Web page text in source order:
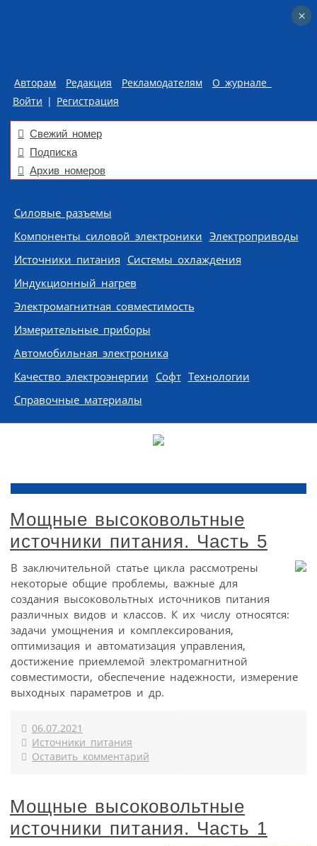
Авторам Редакция Рекламодателям
О журнале
Войти | Регистрация
Свежий номер
Подписка
Архив номеров
Skip to content
Силовые разъемы
Компоненты силовой электроники Электроприводы
Источники питания Системы охлаждения
Индукционный нагрев
Электромагнитная совместимость
Измерительные приборы
Автомобильная электроника
Качество электроэнергии Софт Технологии
Справочные материалы
Мощные высоковольтные
источники питания. Часть 5
В заключительной статье цикла рассмотрены
некоторые общие проблемы, важные для
создания высоковольтных источников питания
различных видов и классов. К их числу относятся:
задачи умощнения и комплексирования,
оптимизация и автоматизация управления,
достижение приемлемой электромагнитной
совместимости, обеспечение надежности, измерение
выходных параметров и др.
06.07.2021
Источники питания
Оставить комментарий
Мощные высоковольтные
источники питания. Часть 1
×
×